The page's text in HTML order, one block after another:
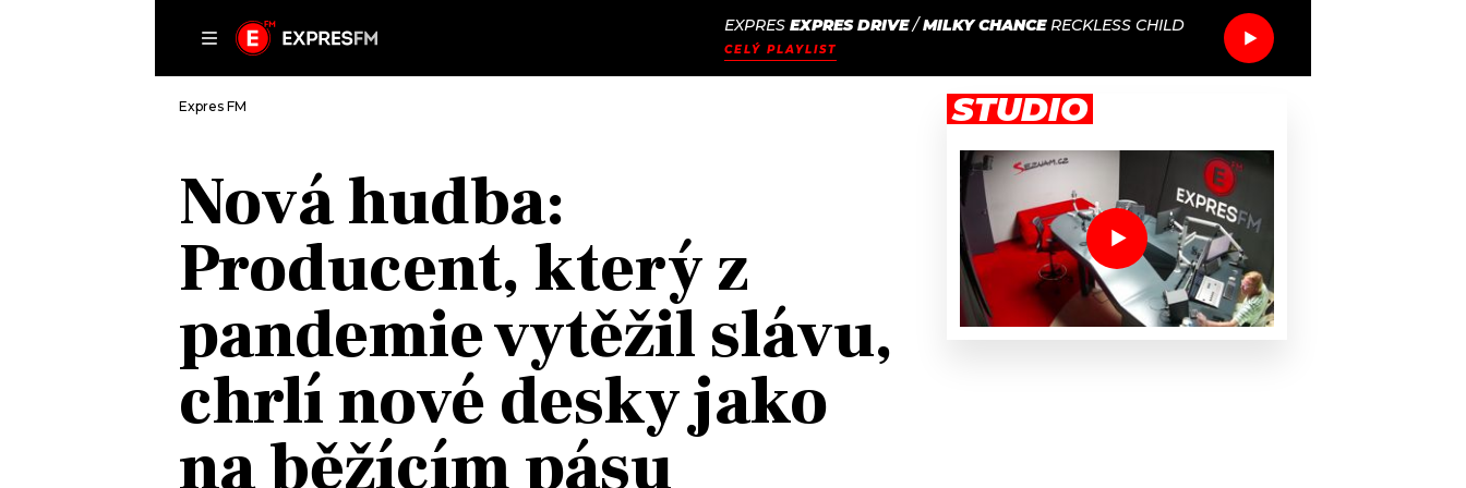
EXPRES EXPRES DRIVE/MILKY CHANCE RECKLESS CHILD
CELÝ PLAYLIST
DOMŮ
ČLÁNKY
AKTUÁLNĚ
HUDBA
ROZHOVORY
#NEBUDUDOMA
KALENDÁŘ
VIP
TRENDY
KULTURA
MIX
OSTATNÍ
PODCASTY
Expres FM
Nová hudba:
Producent, který z
pandemie vytěžil slávu,
chrlí nové desky jako
na běžícím pásu
STUDIO